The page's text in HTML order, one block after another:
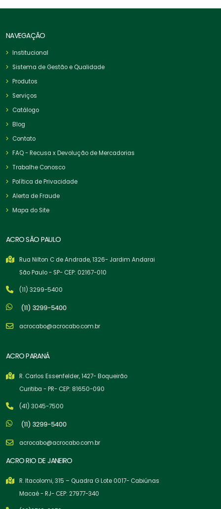
NAVEGAÇÃO
Institucional
Sistema de Gestão e Qualidade
Produtos
Serviços
Catálogo
Blog
Contato
FAQ - Recusa x Devolução de Mercadorias
Trabalhe Conosco
Política de Privacidade
Alerta de Fraude
Mapa do Site
ACRO SÃO PAULO
Rua Nilton C de Andrade, 1326- Jardim Andarai
São Paulo - SP- CEP: 02167-010
(11) 3299-5400
acrocabo@acrocabo.com.br
ACRO PARANÁ
R. Carlos Essenfelder, 1427- Boqueirão
Curitiba - PR- CEP: 81650-090
(41) 3045-7500
acrocabo@acrocabo.com.br
ACRO RIO DE JANEIRO
R. Itacolomi, 315 – Quadra G Lote 0017- Cabiúnas
Macaé - RJ- CEP: 27977-340